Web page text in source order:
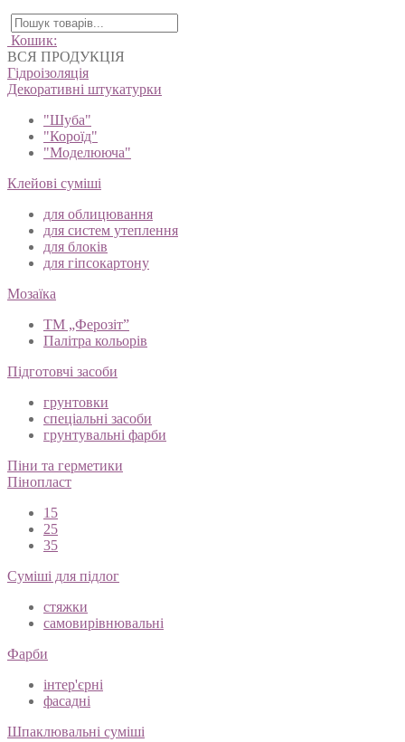
Кошик:
ВСЯ ПРОДУКЦІЯ
Гідроізоляція
Декоративні штукатурки
"Шуба"
"Короїд"
"Моделююча"
Клейові суміші
для облицювання
для систем утеплення
для блоків
для гіпсокартону
Мозаїка
ТМ „Ферозіт”
Палітра кольорів
Підготовчі засоби
грунтовки
спеціальні засоби
грунтувальні фарби
Піни та герметики
Пінопласт
15
25
35
Суміші для підлог
стяжки
самовирівнювальні
Фарби
інтер'єрні
фасадні
Шпаклювальні суміші